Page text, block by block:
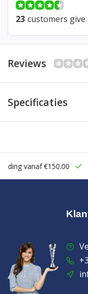
23 customers give
Reviews
Specificaties
vanaf €150.00